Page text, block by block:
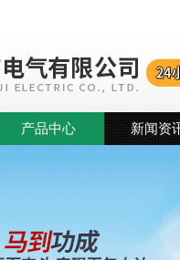
产品中心 新闻资